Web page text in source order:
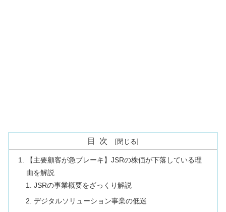
目次
【主要顧客が急ブレーキ】JSRの株価が下落している理
由を解説
JSRの事業概要をざっくり解説
デジタルソリューション事業の低迷